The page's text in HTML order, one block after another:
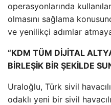
operasyonlarında
olmasını sağlama
ve yenilikçi adımlar
“KDM TÜM DİJİTAL
BİRLEŞİK BİR ŞEKİLDE
Uraloğlu, Türk sivil
odaklı yeni bir sivil